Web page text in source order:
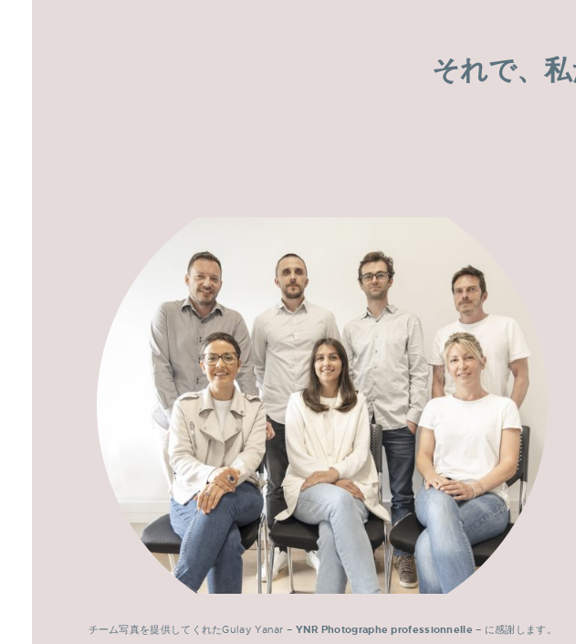
それで、
チーム写真を提供してくれたGulay Yanar – YNR Photographe professionnelle – に感謝します。